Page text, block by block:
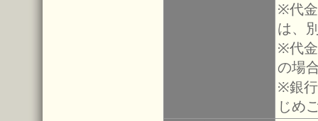
※代
は、
※代
の場
※銀
じめ